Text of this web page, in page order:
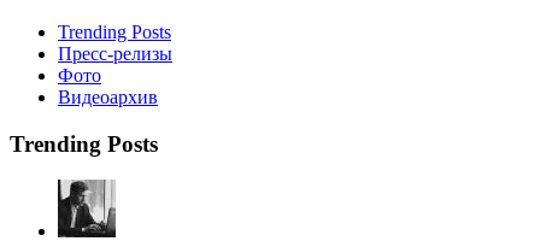
Trending Posts
Пресс-релизы
Фото
Видеоархив
Trending Posts